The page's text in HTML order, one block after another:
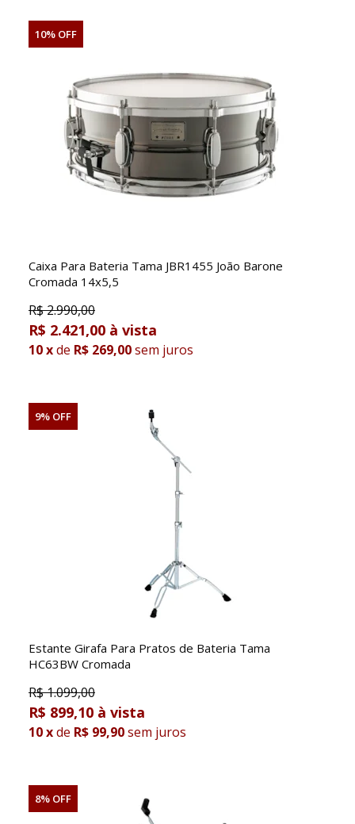
10% OFF
Caixa Para Bateria Tama JBR1455 João Barone
Cromada 14x5,5
R$2.990,00
R$ 2.421,00
10xde R$ 269,00sem juros
9% OFF
Estante Girafa Para Pratos de Bateria Tama
HC63BW Cromada
R$1.099,00
R$ 899,10
10xde R$ 99,90sem juros
8% OFF